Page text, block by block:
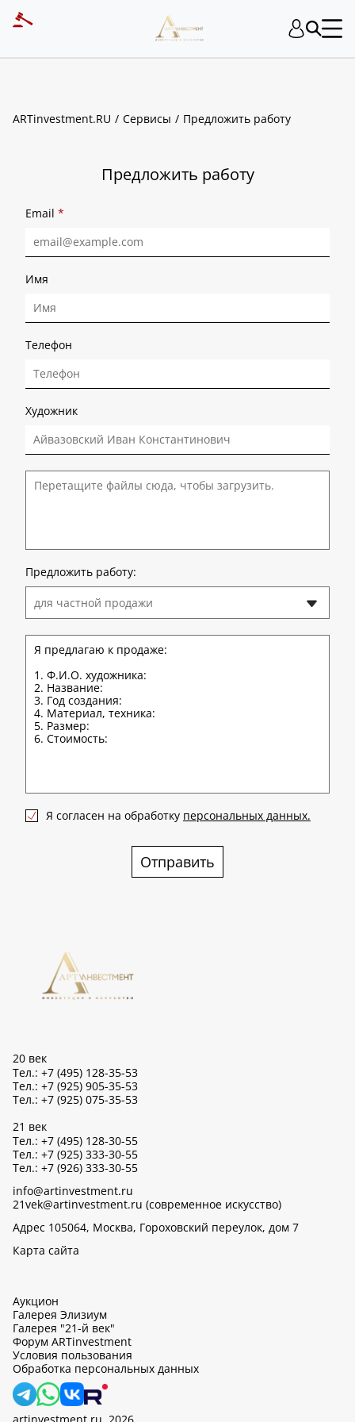
ARTinvestment.RU Сервисы Предложить работу
Предложить работу
Email *
Имя
Телефон
Художник
Перетащите файлы сюда, чтобы загрузить.
Предложить работу:
для частной продажи
Я согласен на обработку персональных данных.
Отправить
20 век
Тел.: +7 (495) 128-35-53
Тел.: +7 (925) 905-35-53
Тел.: +7 (925) 075-35-53
21 век
Тел.: +7 (495) 128-30-55
Тел.: +7 (925) 333-30-55
Тел.: +7 (926) 333-30-55
info@artinvestment.ru
21vek@artinvestment.ru (современное искусство)
Адрес 105064, Москва, Гороховский переулок, дом 7
Карта сайта
Аукцион
Галерея Элизиум
Галерея "21-й век"
Форум ARTinvestment
Условия пользования
Обработка персональных данных